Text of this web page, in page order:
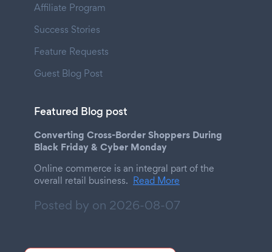
Affiliate Program
Success Stories
Feature Requests
Guest Blog Post
Featured Blog post
Converting Cross-Border Shoppers During
Black Friday & Cyber Monday
Online commerce is an integral part of the
overall retail business. Read More
Posted by on 2026-08-07